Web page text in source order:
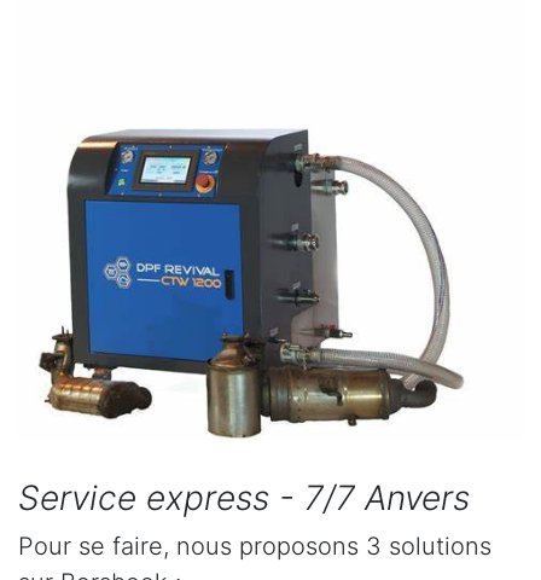
Service express - 7/7 Anvers
Pour se faire, nous proposons 3 solutions